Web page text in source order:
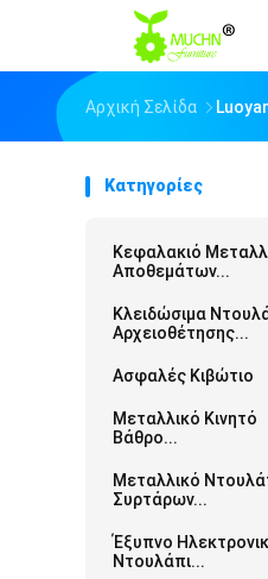
Αρχική Σελίδα
Κατηγορίες
Κεφαλακιό
Αποθεμάτων...
Κλειδώσιμα
Αρχειοθέτησης...
Ασφαλές Κιβώτιο
Μεταλλικό Κινητό
Βάθρο...
Μεταλλικό
Συρτάρων...
Έξυπνο
Ντουλάπι...